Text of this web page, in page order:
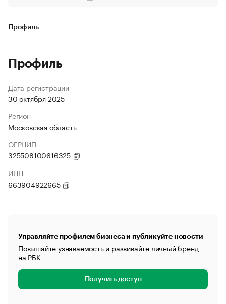
Профиль
Профиль
Дата регистрации
30 октября 2025
Регион
Московская область
ОГРНИП
325508100616325
ИНН
663904922665
Управляйте профилем бизнеса и публикуйте новости
Повышайте узнаваемость и развивайте личный бренд
на РБК
Получить доступ